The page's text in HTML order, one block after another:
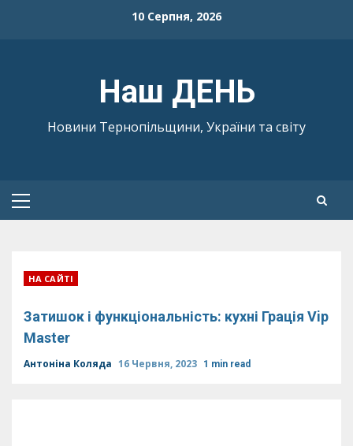
10 Серпня, 2026
Наш ДЕНЬ
Новини Тернопільщини, України та світу
Primary
НА САЙТІ
Затишок і функціональність: кухні Грація Vip
Master
Антоніна Коляда 16 Червня, 2023 1 min read